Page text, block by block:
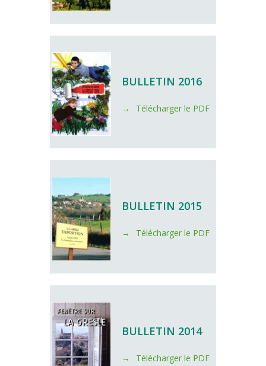
BULLETIN 2016
Télécharger le PDF
BULLETIN 2015
Télécharger le PDF
BULLETIN 2014
Télécharger le PDF